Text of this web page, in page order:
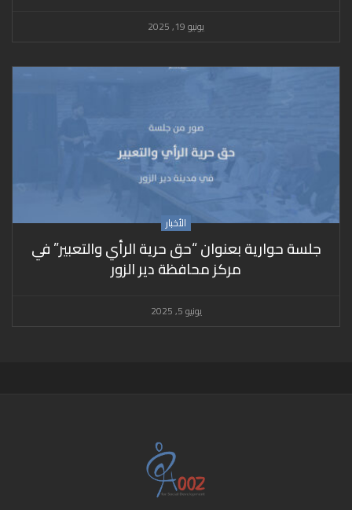
يونيو 19, 2025
الأخبار
جلسة حوارية بعنوان “حق حرية الرأي والتعبير” في
مركز محافظة دير الزور
يونيو 5, 2025